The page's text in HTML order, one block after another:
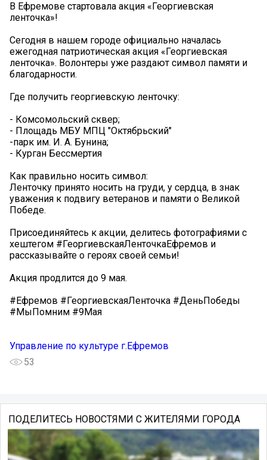
В Ефремове стартовала акция «Георгиевская
ленточка»!
Сегодня в нашем городе официально началась
ежегодная патриотическая акция «Георгиевская
ленточка». Волонтеры уже раздают символ памяти и
благодарности.
Где получить георгиевскую ленточку:
- Комсомольский сквер;
- Площадь МБУ МПЦ "Октябрьский"
-парк им. И. А. Бунина;
- Курган Бессмертия
Как правильно носить символ:
Ленточку принято носить на груди, у сердца, в знак
уважения к подвигу ветеранов и памяти о Великой
Победе.
Присоединяйтесь к акции, делитесь фотографиями с
хештегом #ГеоргиевскаяЛенточкаЕфремов и
рассказывайте о героях своей семьи!
Акция продлится до 9 мая.
#Ефремов #ГеоргиевскаяЛенточка #ДеньПобеды
#МыПомним #9Мая
Управление по культуре г.Ефремов
53
ПОДЕЛИТЕСЬ НОВОСТЯМИ С ЖИТЕЛЯМИ ГОРОДА